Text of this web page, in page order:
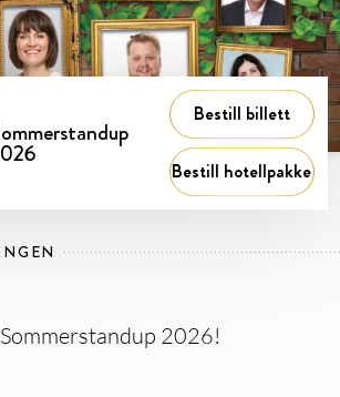
Bestill billett
Bestill hotellpakke
2026!